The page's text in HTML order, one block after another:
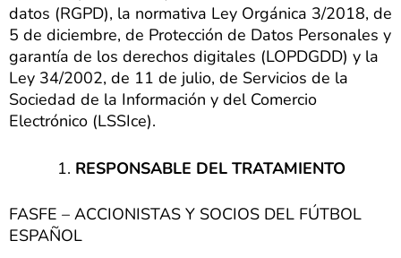
datos (RGPD), la normativa Ley Orgánica 3/2018, de
5 de diciembre, de Protección de Datos Personales y
garantía de los derechos digitales (LOPDGDD) y la
Ley 34/2002, de 11 de julio, de Servicios de la
Sociedad de la Información y del Comercio
Electrónico (LSSIce).
RESPONSABLE DEL TRATAMIENTO
FASFE – ACCIONISTAS Y SOCIOS DEL FÚTBOL
ESPAÑOL